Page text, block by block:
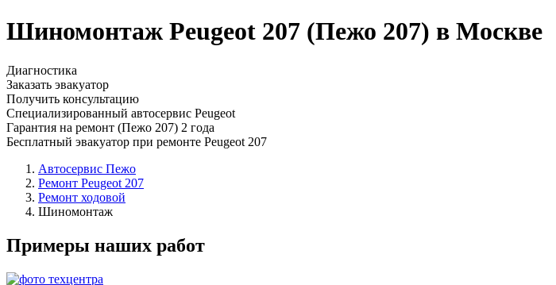
Шиномонтаж Peugeot 207 (Пежо 207) в Москве
Диагностика
Заказать эвакуатор
Получить консультацию
Специализированный автосервис Peugeot
Гарантия на ремонт (Пежо 207) 2 года
Бесплатный эвакуатор при ремонте Peugeot 207
Автосервис Пежо
Ремонт Peugeot 207
Ремонт ходовой
Шиномонтаж
Примеры наших работ